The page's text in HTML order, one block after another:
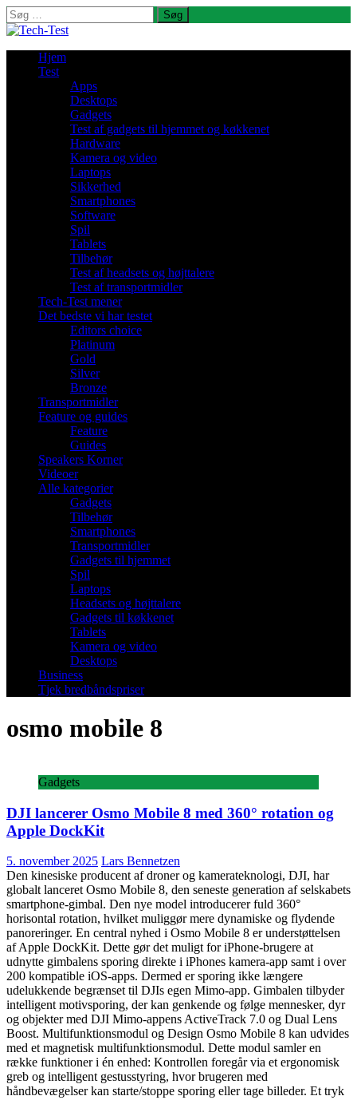
Søg
efter:
Hjem
Test
Apps
Desktops
Gadgets
Test af gadgets til hjemmet og køkkenet
Hardware
Kamera og video
Laptops
Sikkerhed
Smartphones
Software
Spil
Tablets
Tilbehør
Test af headsets og højttalere
Test af transportmidler
Tech-Test mener
Det bedste vi har testet
Editors choice
Platinum
Gold
Silver
Bronze
Transportmidler
Feature og guides
Feature
Guides
Speakers Korner
Videoer
Alle kategorier
Gadgets
Tilbehør
Smartphones
Transportmidler
Gadgets til hjemmet
Spil
Laptops
Headsets og højttalere
Gadgets til køkkenet
Tablets
Kamera og video
Desktops
Business
Tjek bredbåndspriser
osmo mobile 8
Gadgets
DJI lancerer Osmo Mobile 8 med 360° rotation og
Apple DockKit
5. november 2025 Lars Bennetzen
Den kinesiske producent af droner og kamerateknologi, DJI, har
globalt lanceret Osmo Mobile 8, den seneste generation af selskabets
smartphone-gimbal. Den nye model introducerer fuld 360°
horisontal rotation, hvilket muliggør mere dynamiske og flydende
panoreringer. En central nyhed i Osmo Mobile 8 er understøttelsen
af Apple DockKit. Dette gør det muligt for iPhone-brugere at
udnytte gimbalens sporing direkte i iPhones kamera-app samt i over
200 kompatible iOS-apps. Dermed er sporing ikke længere
udelukkende begrænset til DJIs egen Mimo-app. Gimbalen tilbyder
intelligent motivsporing, der kan genkende og følge mennesker, dyr
og objekter med DJI Mimo-appens ActiveTrack 7.0 og Dual Lens
Boost. Multifunktionsmodul og Design Osmo Mobile 8 kan udvides
med et magnetisk multifunktionsmodul. Dette modul samler en
række funktioner i én enhed: Kontrollen foregår via et ergonomisk
greb og intelligent gestusstyring, hvor brugeren med
håndbevægelser kan starte/stoppe sporing eller tage billeder. Et tryk